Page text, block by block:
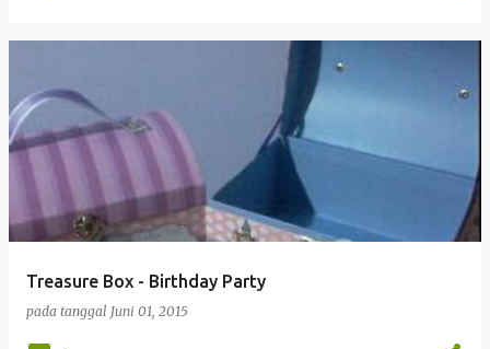
Treasure Box - Birthday Party
pada tanggal Juni 01, 2015